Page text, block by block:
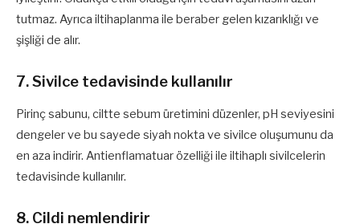
tutmaz. Ayrıca iltihaplanma ile beraber gelen kızarıklığı ve
şişliği de alır.
7. Sivilce tedavisinde kullanılır
Pirinç sabunu, ciltte sebum üretimini düzenler, pH seviyesini
dengeler ve bu sayede siyah nokta ve sivilce oluşumunu da
en aza indirir. Antienflamatuar özelliği ile iltihaplı sivilcelerin
tedavisinde kullanılır.
8. Cildi nemlendirir